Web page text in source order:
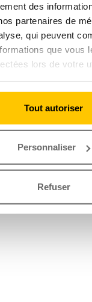
des
partenaires de
qui peuvent
que vous
lors de votre
Tout autoriser
Personnaliser
Refuser